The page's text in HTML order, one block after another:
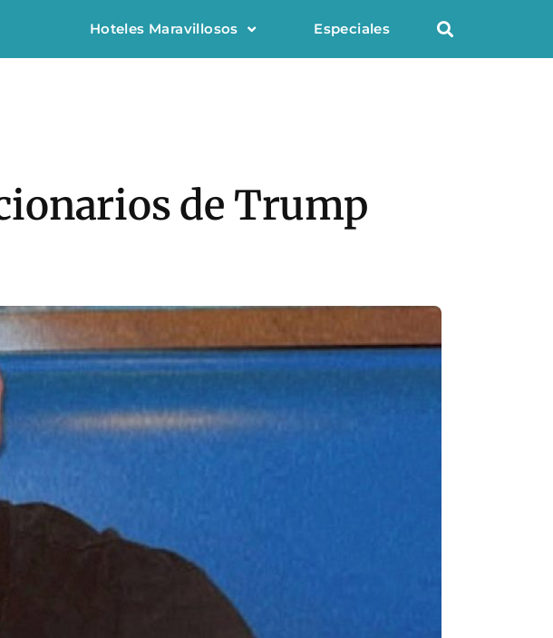
Hoteles Maravillosos Especiales
de Trump